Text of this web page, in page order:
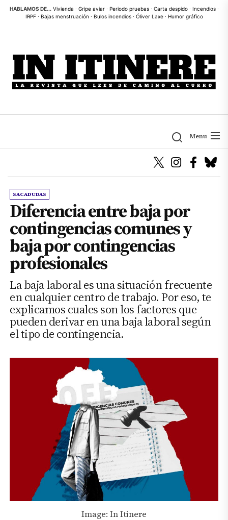
SkipHABLAMOS DE... Vivienda · Gripe aviar· Periodo pruebas· Carta despido· Incendios·
IRPF· Bajas menstruación · Bulos incendios· Óliver Laxe· Humor gráfico
Menu
SACADUDAS
Diferencia entre baja por
contingencias comunes y
baja por contingencias
profesionales
La baja laboral es una situación frecuente
en cualquier centro de trabajo. Por eso, te
explicamos cuales son los factores que
pueden derivar en una baja laboral según
el tipo de contingencia.
Image: In Itinere